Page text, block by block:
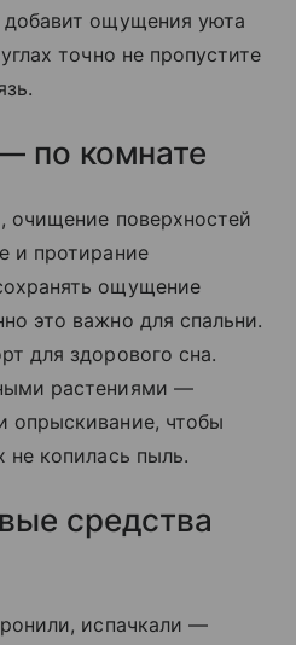
добавит ощущения уюта
точно не пропустите
по комнате
очищение поверхностей
и протирание
ощущение
это важно для спальни.
для здорового сна.
растениями —
чтобы
не копилась пыль.
средства
испачкали —